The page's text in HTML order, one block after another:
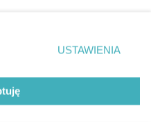
GOD
dolnym rogu strony
danych nie wymagają
będą miały
USTAWIENIA